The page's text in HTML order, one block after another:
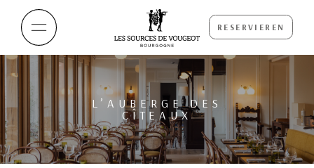
RESERVIEREN
L’AUBERGE DES
CÎTEAUX